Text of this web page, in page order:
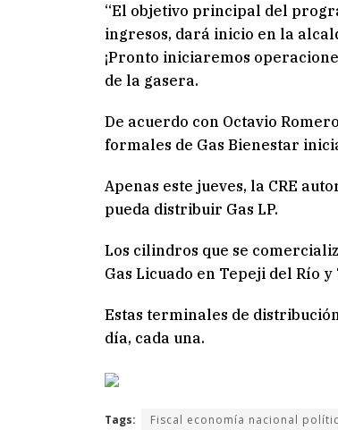
“El objetivo principal del
ingresos, dará inicio en la
¡Pronto iniciaremos
de la gasera.
De acuerdo con Octavio
formales de Gas Bienestar
Apenas este jueves, la CRE
pueda distribuir Gas LP.
Los cilindros que se
Gas Licuado en Tepeji del Río
Estas terminales de
día, cada una.
Tags: Fiscal economía nacional